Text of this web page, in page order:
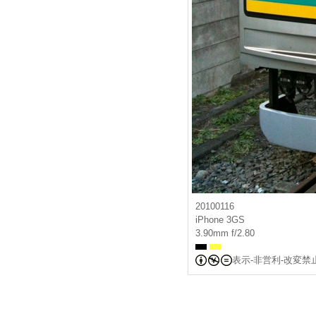
20100116
iPhone 3GS
3.90mm f/2.80
表示-非営利-改変禁